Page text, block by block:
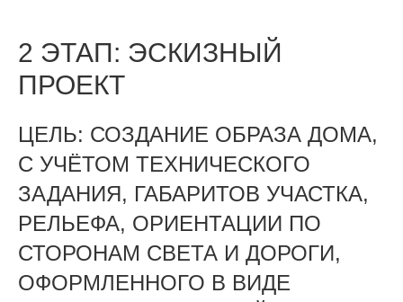
2 ЭТАП: ЭСКИЗНЫЙ
ПРОЕКТ
ЦЕЛЬ: СОЗДАНИЕ ОБРАЗА ДОМА,
С УЧЁТОМ ТЕХНИЧЕСКОГО
ЗАДАНИЯ, ГАБАРИТОВ УЧАСТКА,
РЕЛЬЕФА, ОРИЕНТАЦИИ ПО
СТОРОНАМ СВЕТА И ДОРОГИ,
ОФОРМЛЕННОГО В ВИДЕ